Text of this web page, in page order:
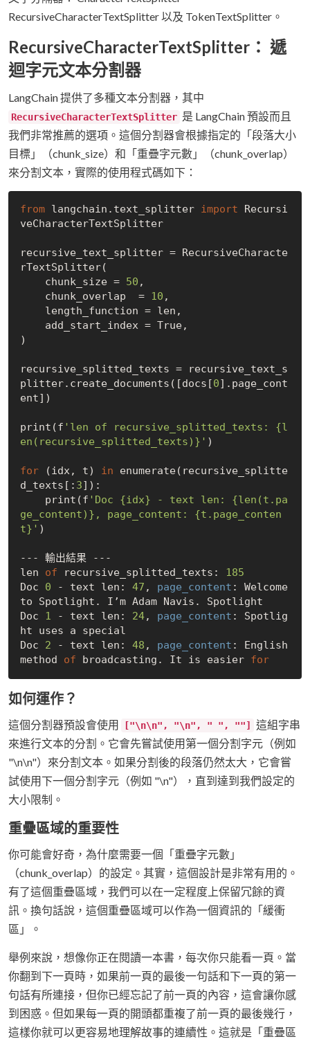
RecursiveCharacterTextSplitter 以及 TokenTextSplitter。
RecursiveCharacterTextSplitter： 遞
迴字元文本分割器
LangChain 提供了多種文本分割器，其中
RecursiveCharacterTextSplitter 是 LangChain 預設而且
我們非常推薦的選項。這個分割器會根據指定的「段落大小
目標」（chunk_size）和「重疊字元數」（chunk_overlap）
來分割文本，實際的使用程式碼如下：
from langchain.text_splitter import Recursi
veCharacterTextSplitter
recursive_text_splitter = RecursiveCharacte
rTextSplitter(
    chunk_size =
50 ,
    chunk_overlap  =
10 ,
)
recursive_splitted_texts = recursive_text_s
plitter.create_documents([docs[0].page_cont
ent])
print(f 'len of recursive_splitted_texts: {l
en(recursive_splitted_texts)}' )
for (idx, t) in enumerate(recursive_splitte
d_texts[: 3]):
    print(f
'Doc {idx} - text len: {len(t.pa
ge_content)}, page_content: {t.page_conten
t}' )
--- 輸出結果 ---
len of recursive_splitted_texts: 185
Doc 0 - text len: 47 , page_content : Welcome
to Spotlight. I’m Adam Navis. Spotlight
Doc 1 - text len: 24, page_content : Spotlig
ht uses a special
Doc 2 - text len: 48 , page_content : English
method of broadcasting. It is easier for
如何運作？
這個分割器預設會使用 ["\n\n", "\n", " ", ""]
這組字串
來進行文本的分割。它會先嘗試使用第一個分割字元（例如
"\n\n"）來分割文本。如果分割後的段落仍然太大，它會嘗
試使用下一個分割字元（例如 "\n"），直到達到我們設定的
大小限制。
重疊區域的重要性
你可能會好奇，為什麼需要一個「重疊字元數」
（chunk_overlap）的設定。其實，這個設計是非常有用的。
有了這個重疊區域，我們可以在一定程度上保留冗餘的資
訊。換句話說，這個重疊區域可以作為一個資訊的「緩衝
區」。
舉例來說，想像你正在閱讀一本書，每次你只能看一頁。當
你翻到下一頁時，如果前一頁的最後一句話和下一頁的第一
句話有所連接，但你已經忘記了前一頁的內容，這會讓你感
到困惑。但如果每一頁的開頭都重複了前一頁的最後幾行，
這樣你就可以更容易地理解故事的連續性。這就是「重疊區